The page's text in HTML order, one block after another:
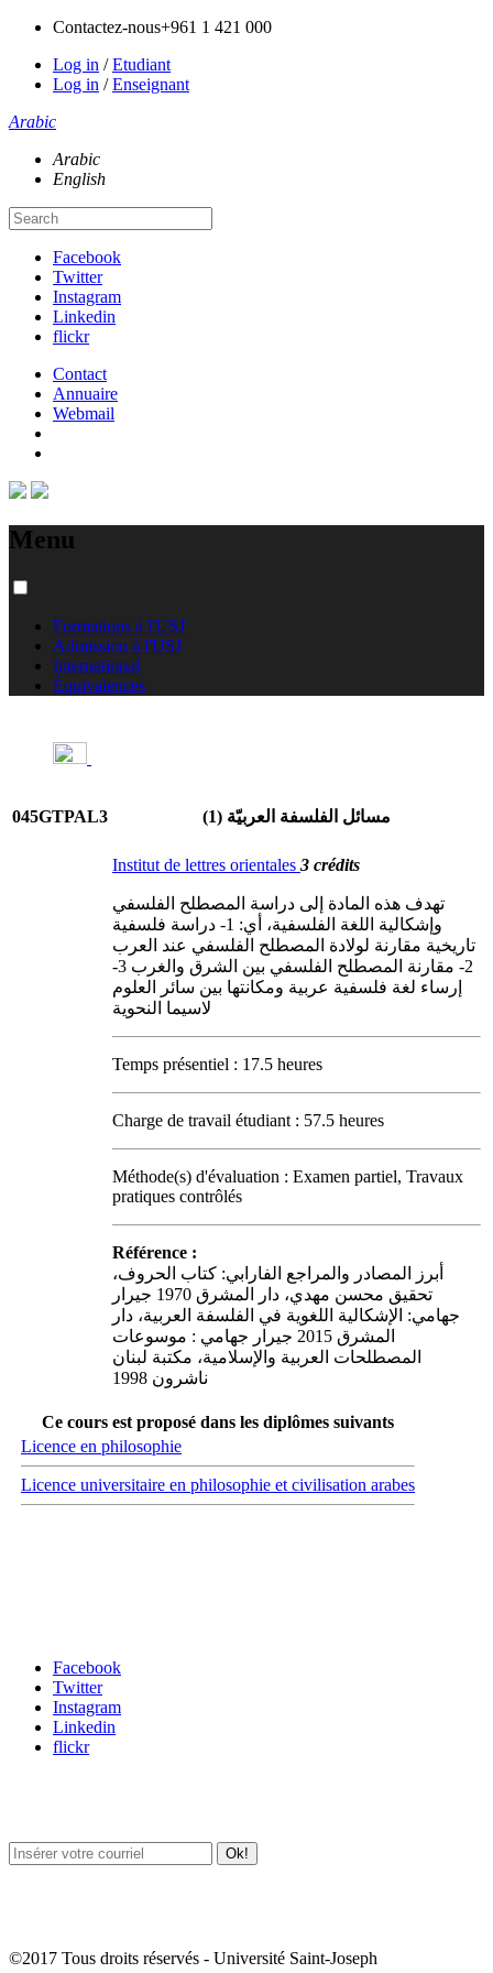
Contactez-nous+961 1 421 000
Log in /Etudiant
Log in /Enseignant
Arabic
Arabic
English
Facebook
Twitter
Instagram
Linkedin
flickr
Contact
Annuaire
Webmail
Menu
Formations à l'USJ
Admission à l'USJ
International
Équivalences
045GTPAL3 مسائل الفلسفة العربيّة (1)
Institut de lettres orientales 3 crédits
تهدف هذه المادة إلى دراسة المصطلح الفلسفي
وإشكالية اللغة الفلسفية، أي: 1- دراسة فلسفية
تاريخية مقارنة لولادة المصطلح الفلسفي عند العرب
2- مقارنة المصطلح الفلسفي بين الشرق والغرب 3-
إرساء لغة فلسفية عربية ومكانتها بين سائر العلوم
لاسيما النحوية
Temps présentiel : 17.5 heures
Charge de travail étudiant : 57.5 heures
Méthode(s) d'évaluation : Examen partiel, Travaux
pratiques contrôlés
Référence :
أبرز المصادر والمراجع الفارابي: كتاب الحروف،
تحقيق محسن مهدي، دار المشرق 1970 جيرار
جهامي: الإشكالية اللغوية في الفلسفة العربية، دار
المشرق 2015 جيرار جهامي : موسوعات
المصطلحات العربية والإسلامية، مكتبة لبنان
ناشرون 1998
Ce cours est proposé dans les diplômes suivants
Licence en philosophie
Licence universitaire en philosophie et civilisation arabes
Facebook
Twitter
Instagram
Linkedin
flickr
©2017 Tous droits réservés - Université Saint-Joseph